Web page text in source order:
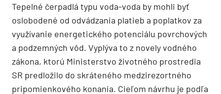
Tepelné čerpadlá typu voda-voda by mohli byť
oslobodené od odvádzania platieb a poplatkov za
využívanie energetického potenciálu povrchových
a podzemných vôd. Vyplýva to z novely vodného
zákona, ktorú Ministerstvo životného prostredia
SR predložilo do skráteného medzirezortného
pripomienkového konania. Cieľom návrhu je podľa